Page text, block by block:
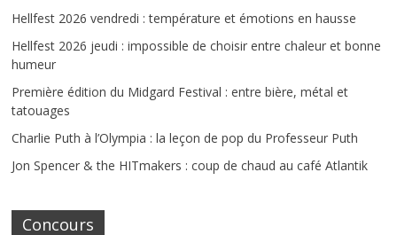
Hellfest 2026 vendredi : température et émotions en hausse
Hellfest 2026 jeudi : impossible de choisir entre chaleur et bonne
humeur
Première édition du Midgard Festival : entre bière, métal et
tatouages
Charlie Puth à l’Olympia : la leçon de pop du Professeur Puth
Jon Spencer & the HITmakers : coup de chaud au café Atlantik
Concours